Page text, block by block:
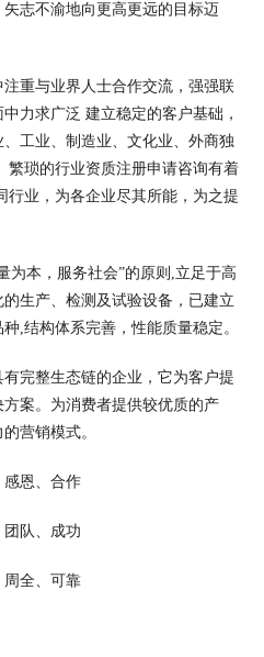
志不渝地向更高更远的目标迈
重与业界人士合作交流，强强联
力求广泛 建立稳定的客户基础，
工业、制造业、文化业、外商独
繁琐的行业资质注册申请咨询有着
行业，为各企业尽其所能，为之提
为本，服务社会”的原则,立足于高
生产、检测及试验设备，已建立
,结构体系完善，性能质量稳定。
完整生态链的企业，它为客户提
案。为消费者提供较优质的产
营销模式。
感恩、合作
队、成功
周全、可靠